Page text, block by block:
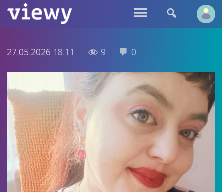
 
27.05.2026 18:11  9  0